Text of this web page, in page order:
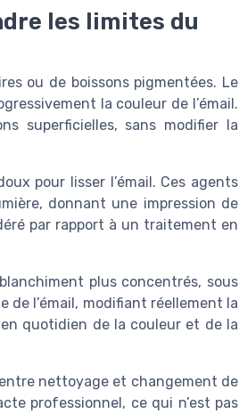
les limites du
ou de boissons pigmentées. Le
la couleur de l’émail.
superficielles, sans modifier la
pour lisser l’émail. Ces agents
donnant une impression de
par rapport à un traitement en
plus concentrés, sous
l’émail, modifiant réellement la
quotidien de la couleur et de la
nettoyage et changement de
professionnel, ce qui n’est pas